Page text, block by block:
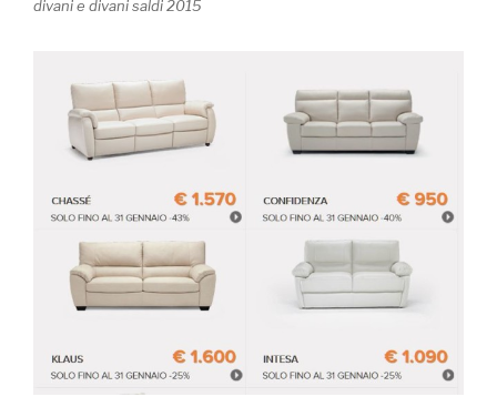
divani e divani saldi 2015